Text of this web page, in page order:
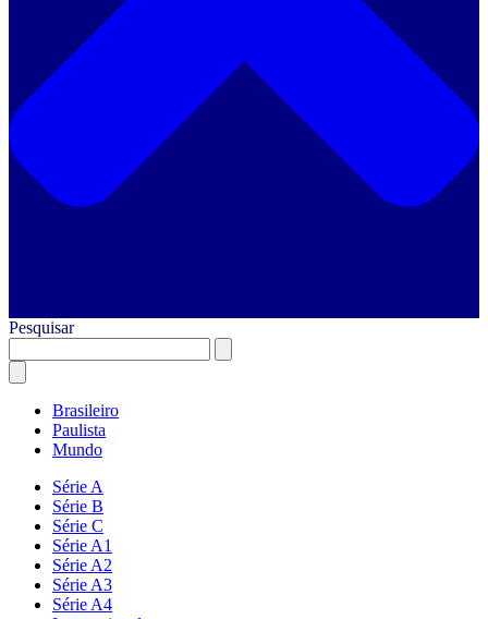
Pesquisar
Brasileiro
Paulista
Mundo
Série A
Série B
Série C
Série A1
Série A2
Série A3
Série A4